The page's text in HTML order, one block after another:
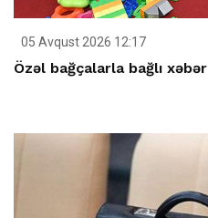
05 Avqust 2026 12:17
Özəl bağçalarla bağlı xəbər